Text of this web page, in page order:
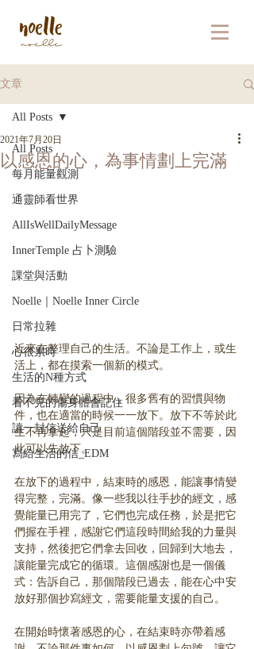
文章
All Posts
每月能量觀測
通靈師看世界
AllIsWellDailyMessage
InnerTemple 占卜測驗
課堂與活動
Noelle｜Noelle Inner Circle
日常拉雜
心很累時
生活的N種方式
看不見的傷身體會記住
讀一封信送給自己
寫給生活的信_EDM
All Posts
以感恩的心，為事情劃上完滿
2021年7月20日
近來在整理自己的生活。不論是工作上，或生
活上，都在摸索一個新的模式。
因為在轉變的過程中，很多舊有的習慣與物
件，也在適當的時候一一放下。放下不等於此
生不再拿起，只是目前這個階段並不需要，因
此可以先放下。
在放下的過程中，結束時的感恩，能讓事情變
得完整，完滿。像一些我以往手抄的經文，感
覺能量已用完了，它們也完成任務，於是把它
們握在手裡，感謝它們這段時間給我的力量與
支持，然後把它們拿去回收，回歸到大地去，
讓能量完成它的循環。這個感謝也是一個儀
式：告訴自己，那個階段已過去，能在心中安
放好那個抄寫經文，需要能量支援的自己。
在開始時懷著感恩的心，在結束時亦帶着感